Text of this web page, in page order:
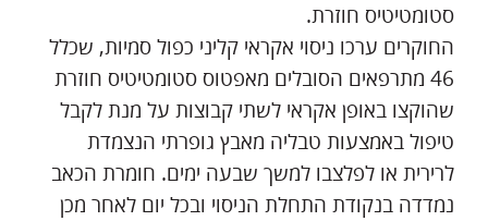
סטומטיטיס חוזרת.
החוקרים ערכו ניסוי אקראי קליני כפול סמיות, שכלל
46 מתרפאים הסובלים מאפטוס סטומטיטיס חוזרת
שהוקצו באופן אקראי לשתי קבוצות על מנת לקבל
טיפול באמצעות טבליה מאבץ גופרתי הנצמדת
לרירית או לפלצבו למשך שבעה ימים. חומרת הכאב
נמדדה בנקודת התחלת הניסוי ובכל יום לאחר מכן